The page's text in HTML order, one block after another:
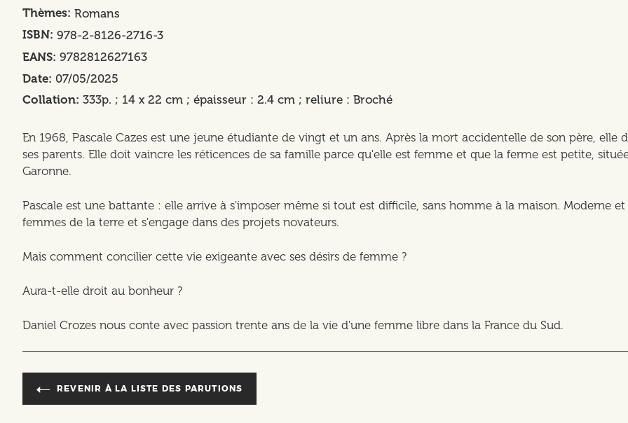
Thèmes Romans
ISBN 978-2-8126-2716-3
EANS 9782812627163
Date 07/05/2025
Collation 333p. ; 14 x 22 cm ; épaisseur : 2.4 cm ; reliure : Broché
En 1968, Pascale Cazes est une jeune étudiante de vingt et un ans. Après la mort accidentelle de son père, elle
ses parents. Elle doit vaincre les réticences de sa famille parce qu'elle est femme et que la ferme est petite,
Garonne.
Pascale est une battante : elle arrive à s'imposer même si tout est difficile, sans homme à la maison. Moderne
femmes de la terre et s'engage dans des projets novateurs.
Mais comment concilier cette vie exigeante avec ses désirs de femme ?
Aura-t-elle droit au bonheur ?
Daniel Crozes nous conte avec passion trente ans de la vie d'une femme libre dans la France du Sud.
REVENIR À LA LISTE DES PARUTIONS